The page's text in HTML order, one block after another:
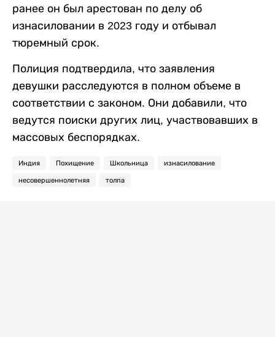
ранее он был арестован по делу об
изнасиловании в 2023 году и отбывал
тюремный срок.
Полиция подтвердила, что заявления
девушки расследуются в полном объеме в
соответствии с законом. Они добавили, что
ведутся поиски других лиц, участвовавших в
массовых беспорядках.
Индия Похищение Школьница изнасилование
несовершеннолетняя толпа